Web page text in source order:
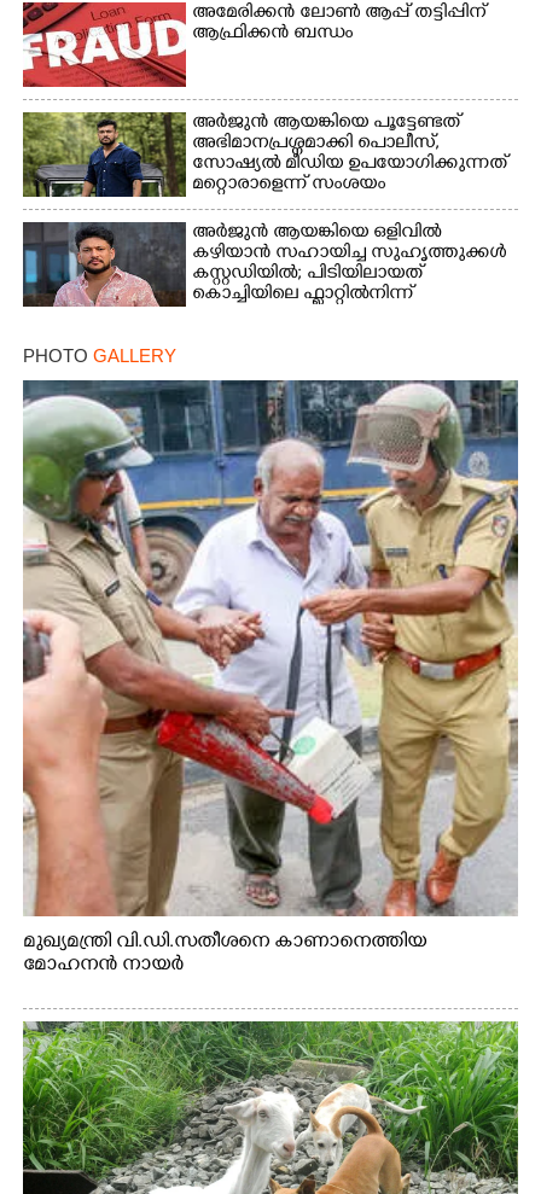
അമേരിക്കൻ ലോൺ ആപ്പ് തട്ടിപ്പിന്
ആഫ്രിക്കൻ ബന്ധം
അർജുൻ ആയങ്കിയെ പൂട്ടേണ്ടത്
അഭിമാനപ്രശ്നമാക്കി പൊലീസ്,
സാേഷ്യൽ മീഡിയ ഉപയോഗിക്കുന്നത്
മറ്റൊരാളെന്ന് സംശയം
അർജുൻ ആയങ്കിയെ ഒളിവിൽ
കഴിയാൻ സഹായിച്ച സുഹൃത്തുക്കൾ
കസ്റ്റഡിയിൽ; പിടിയിലായത്
കൊച്ചിയിലെ ഫ്ലാറ്റിൽനിന്ന്
PHOTO GALLERY
മുഖ്യമന്ത്രി വി.ഡി.സതീശനെ കാണാനെത്തിയ
മോഹനൻ നായർ